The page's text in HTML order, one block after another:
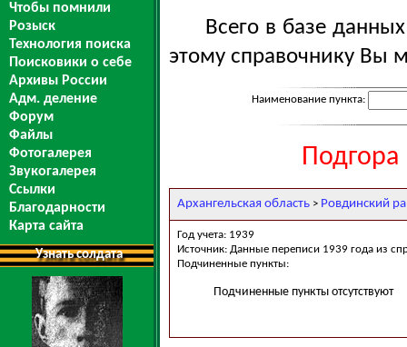
Чтобы помнили
Розыск
Технология поиска
Поисковики о себе
Архивы России
Адм. деление
Форум
Файлы
Фотогалерея
Звукогалерея
Ссылки
Благодарности
Карта сайта
Узнать солдата
Всего в базе
этому справочнику Вы
Наименование пункта:
Подгора
Архангельская область > Ровдинский
Год учета: 1939
Источник: Данные переписи 1939 года из
Подчиненные пункты:
Подчиненные пункты отсутствуют